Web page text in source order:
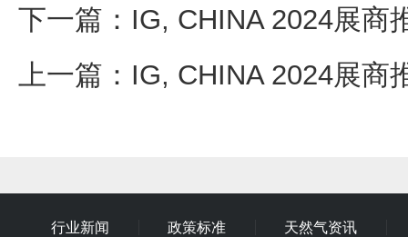
下一篇 ： IG, CHINA 2024展商
上一篇 ： IG, CHINA 2024展商
行业新闻 政策标准 天然气资讯